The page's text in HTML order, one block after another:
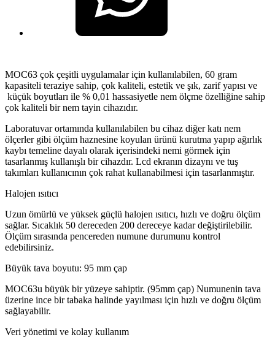
MOC63 çok çeşitli uygulamalar için kullanılabilen, 60 gram
kapasiteli teraziye sahip, çok kaliteli, estetik ve şık, zarif yapısı ve
küçük boyutları ile % 0,01 hassasiyetle nem ölçme özelliğine sahip
çok kaliteli bir nem tayin cihazıdır.
Laboratuvar ortamında kullanılabilen bu cihaz diğer katı nem
ölçerler gibi ölçüm haznesine koyulan ürünü kurutma yapıp ağırlık
kaybı temeline dayalı olarak içerisindeki nemi görmek için
tasarlanmış kullanışlı bir cihazdır. Lcd ekranın dizaynı ve tuş
takımları kullanıcının çok rahat kullanabilmesi için tasarlanmıştır.
Halojen ısıtıcı
Uzun ömürlü ve yüksek güçlü halojen ısıtıcı, hızlı ve doğru ölçüm
sağlar. Sıcaklık 50 dereceden 200 dereceye kadar değiştirilebilir.
Ölçüm sırasında pencereden numune durumunu kontrol
edebilirsiniz.
Büyük tava boyutu: 95 mm çap
MOC63u büyük bir yüzeye sahiptir. (95mm çap) Numunenin tava
üzerine ince bir tabaka halinde yayılması için hızlı ve doğru ölçüm
sağlayabilir.
Veri yönetimi ve kolay kullanım